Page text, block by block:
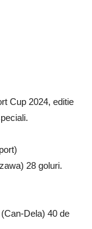
Cup 2024, editie
28 goluri.
Dela) 40 de